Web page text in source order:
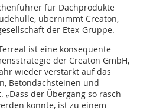
für Dachprodukte
übernimmt Creaton,
der Etex-Gruppe.
ist eine konsequente
der Creaton GmbH,
wieder verstärkt auf das
Betondachsteinen und
der Übergang so rasch
konnte, ist zu einem